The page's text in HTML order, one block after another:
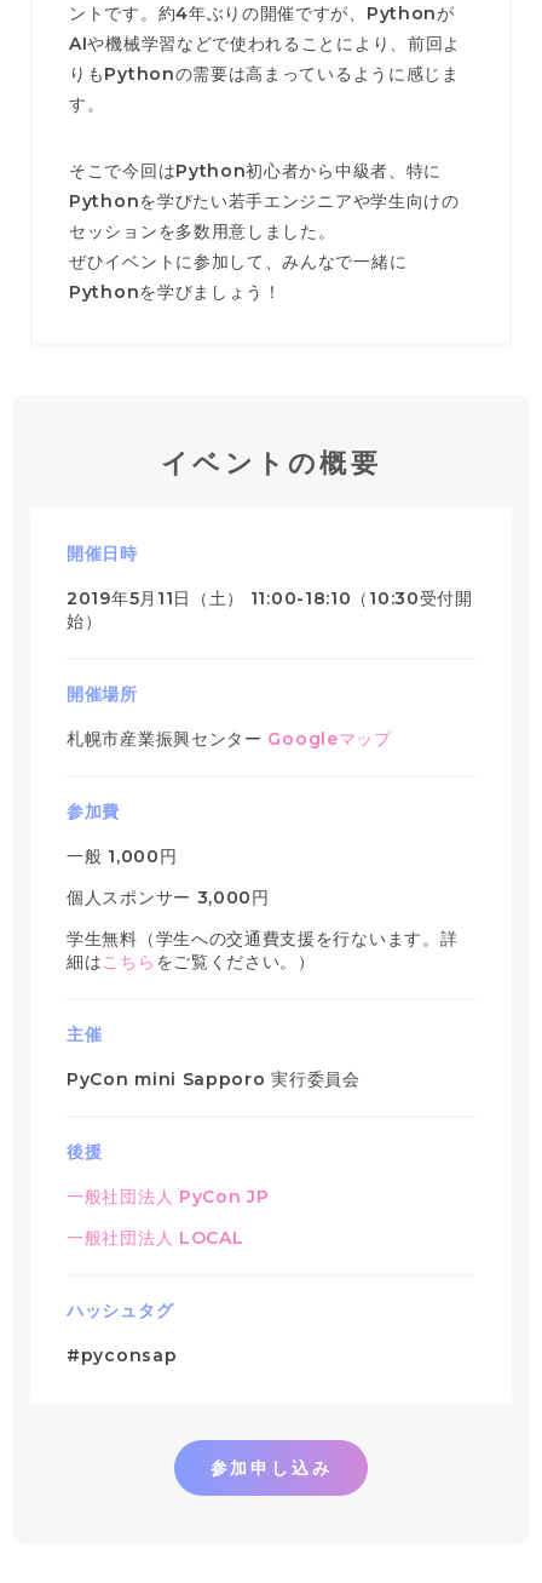
ントです。約4年ぶりの開催ですが、Pythonが
AIや機械学習などで使われることにより、前回よ
りもPythonの需要は高まっているように感じま
す。
そこで今回はPython初心者から中級者、特に
Pythonを学びたい若手エンジニアや学生向けの
セッションを多数用意しました。
ぜひイベントに参加して、みんなで一緒に
Pythonを学びましょう！
イベントの概要
開催日時
2019年5月11日（土） 11:00-18:10（10:30受付開
始）
開催場所
札幌市産業振興センター Googleマップ
参加費
一般 1,000円
個人スポンサー 3,000円
学生無料（学生への交通費支援を行ないます。詳
細はこちら をご覧ください。）
主催
PyCon mini Sapporo 実行委員会
後援
一般社団法人 PyCon JP
一般社団法人 LOCAL
ハッシュタグ
#pyconsap
参加申し込み